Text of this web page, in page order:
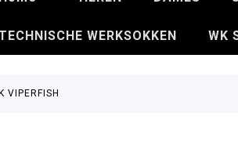
WERKSOKKEN WK
VIPERFISH